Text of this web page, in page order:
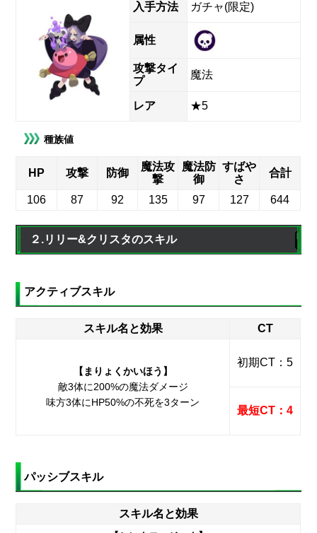
入手方法 ガチャ(限定)
属性
攻撃タイ
プ
魔法
レア ★5
種族値
HP 攻撃 防御
魔法攻
撃
魔法防
御
すばや
さ
合計
106 87 92 135 97 127 644
２.リリー&クリスタのスキル
アクティブスキル
スキル名と効果 CT
【まりょくかいほう】
敵3体に200%の魔法ダメージ
味方3体にHP50%の不死を3ターン
初期CT：5
最短CT：4
パッシブスキル
スキル名と効果